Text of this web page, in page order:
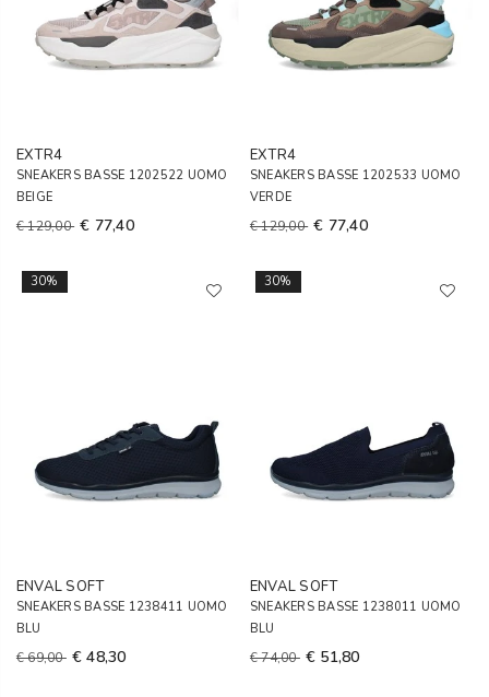
EXTR4
SNEAKERS BASSE 1202522 UOMO
BEIGE
€ 129,00 € 77,40
EXTR4
SNEAKERS BASSE 1202533 UOMO
VERDE
€ 129,00 € 77,40
30%
ENVAL SOFT
SNEAKERS BASSE 1238411 UOMO
BLU
€ 69,00 € 48,30
30%
ENVAL SOFT
SNEAKERS BASSE 1238011 UOMO
BLU
€ 74,00 € 51,80